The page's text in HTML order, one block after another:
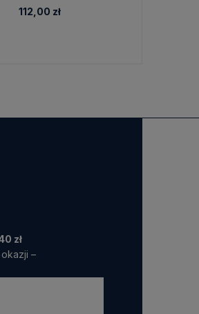
112,00 zł
zł
–